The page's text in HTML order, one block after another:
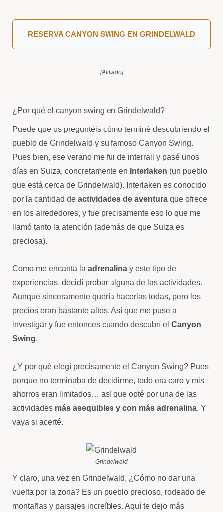
RESERVA CANYON SWING EN GRINDELWALD
[Afiliado]
¿Por qué el canyon swing en Grindelwald?
Puede que os preguntéis cómo terminé descubriendo el
pueblo de Grindelwald y su famoso Canyon Swing.
Pues bien, ese verano me fui de interrail y pasé unos
días en Suiza, concretamente en Interlaken (un pueblo
que está cerca de Grindelwald). Interlaken es conocido
por la cantidad de actividades de aventura que ofrece
en los alrededores, y fue precisamente eso lo que me
llamó tanto la atención (además de que Suiza es
preciosa).
Como me encanta la adrenalina y este tipo de
experiencias, decidí probar alguna de las actividades.
Aunque sinceramente quería hacerlas todas, pero los
precios eran bastante altos. Así que me puse a
investigar y fue entonces cuando descubrí el Canyon
Swing.
¿Y por qué elegí precisamente el Canyon Swing? Pues
porque no terminaba de decidirme, todo era caro y mis
ahorros eran limitados… así que opté por una de las
actividades más asequibles y con más adrenalina. Y
vaya si acerté.
Grindelwald
Y claro, una vez en Grindelwald, ¿Cómo no dar una
vuelta por la zona? Es un pueblo precioso, rodeado de
montañas y paisajes increíbles. Aquí te dejo más